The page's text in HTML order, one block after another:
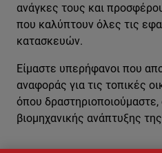
ανάγκες τους και
που καλύπτουν όλες τις
κατασκευών.
Είμαστε υπερήφανοι που
αναφοράς για τις τοπικές
όπου
βιομηχανικής ανάπτυξης